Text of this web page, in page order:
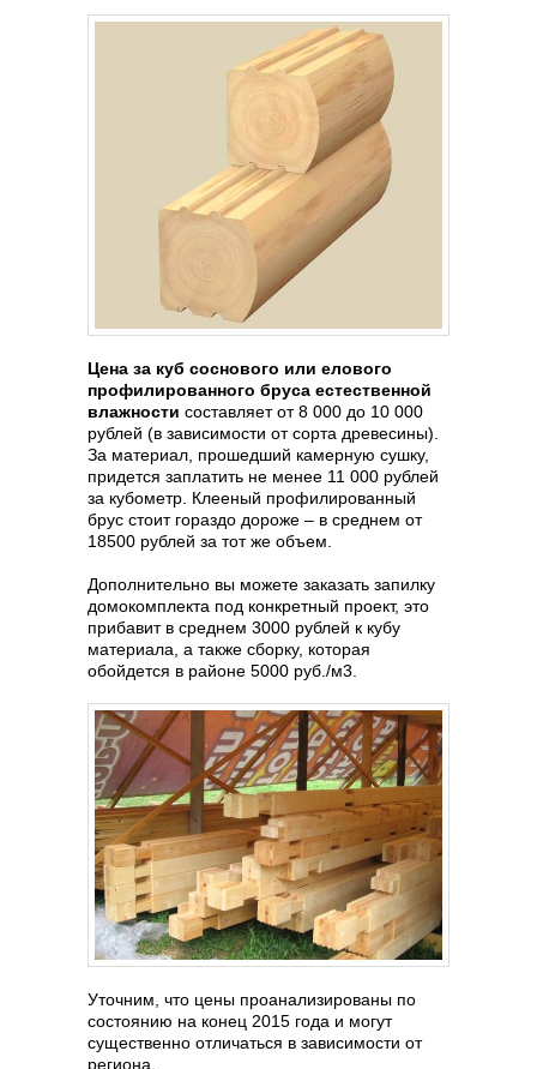
Цена за куб соснового или елового
профилированного бруса естественной
влажности составляет от 8 000 до 10 000
рублей (в зависимости от сорта древесины).
За материал, прошедший камерную сушку,
придется заплатить не менее 11 000 рублей
за кубометр. Клееный профилированный
брус стоит гораздо дороже – в среднем от
18500 рублей за тот же объем.
Дополнительно вы можете заказать запилку
домокомплекта под конкретный проект, это
прибавит в среднем 3000 рублей к кубу
материала, а также сборку, которая
обойдется в районе 5000 руб./м3.
Уточним, что цены проанализированы по
состоянию на конец 2015 года и могут
существенно отличаться в зависимости от
региона.